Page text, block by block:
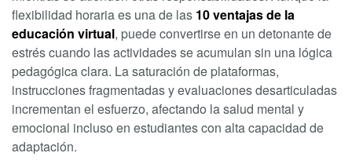
flexibilidad horaria es una de las 10 ventajas de la
educación virtual, puede convertirse en un detonante de
estrés cuando las actividades se acumulan sin una lógica
pedagógica clara. La saturación de plataformas,
instrucciones fragmentadas y evaluaciones desarticuladas
incrementan el esfuerzo, afectando la salud mental y
emocional incluso en estudiantes con alta capacidad de
adaptación.